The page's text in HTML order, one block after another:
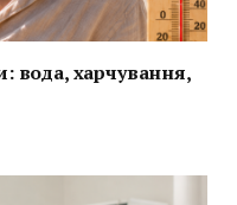
вода, харчування,